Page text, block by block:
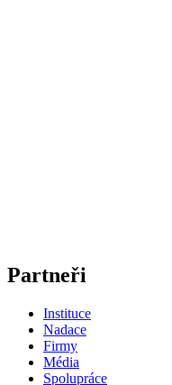
Partneři
Instituce
Nadace
Firmy
Média
Spolupráce